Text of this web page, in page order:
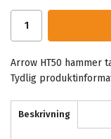
Arrow HT50 hammer
Tydlig
Beskrivning